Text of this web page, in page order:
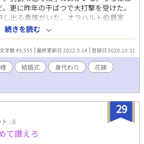
更に昨年の干ばつで大打撃を受けた。
出る貴族がいた、オラハルト伯爵家
ナツキを結婚するのが条件だと言う。も
ナツキが逃げ出した！？
続きを読む
文字数 49,555 最終更新日 2022.5.14 登録日 2020.10.31
結婚式 身代わり
花嫁
29
: 0
て讃えろ